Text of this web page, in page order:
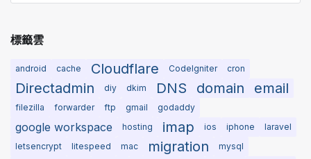
標籤雲
android cache Cloudflare CodeIgniter cron
Directadmin diy dkim DNS domain email
filezilla forwarder ftp gmail godaddy
google workspace hosting imap ios iphone
laravel
letsencrypt
litespeed mac migration
mysql